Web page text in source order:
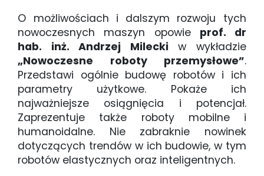
O możliwościach i dalszym rozwoju tych
nowoczesnych maszyn opowie prof. dr
hab. inż. Andrzej Milecki w wykładzie
„Nowoczesne roboty przemysłowe”.
Przedstawi ogólnie budowę robotów i ich
parametry użytkowe. Pokaże ich
najważniejsze osiągnięcia i potencjał.
Zaprezentuje także roboty mobilne i
humanoidalne. Nie zabraknie nowinek
dotyczących trendów w ich budowie, w tym
robotów elastycznych oraz inteligentnych.